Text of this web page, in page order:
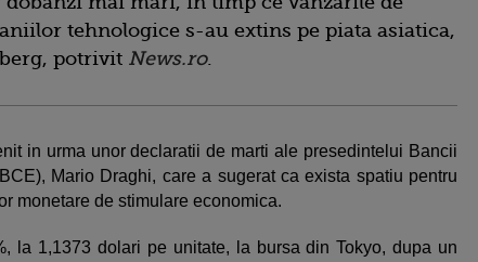
tehnologice s-au extins pe piata asiatica,
potrivit News.ro.
in urma unor declaratii de marti ale presedintelui Bancii
Mario Draghi, care a sugerat ca exista spatiu pentru
monetare de stimulare economica.
la 1,1373 dolari pe unitate, la bursa din Tokyo, dupa un